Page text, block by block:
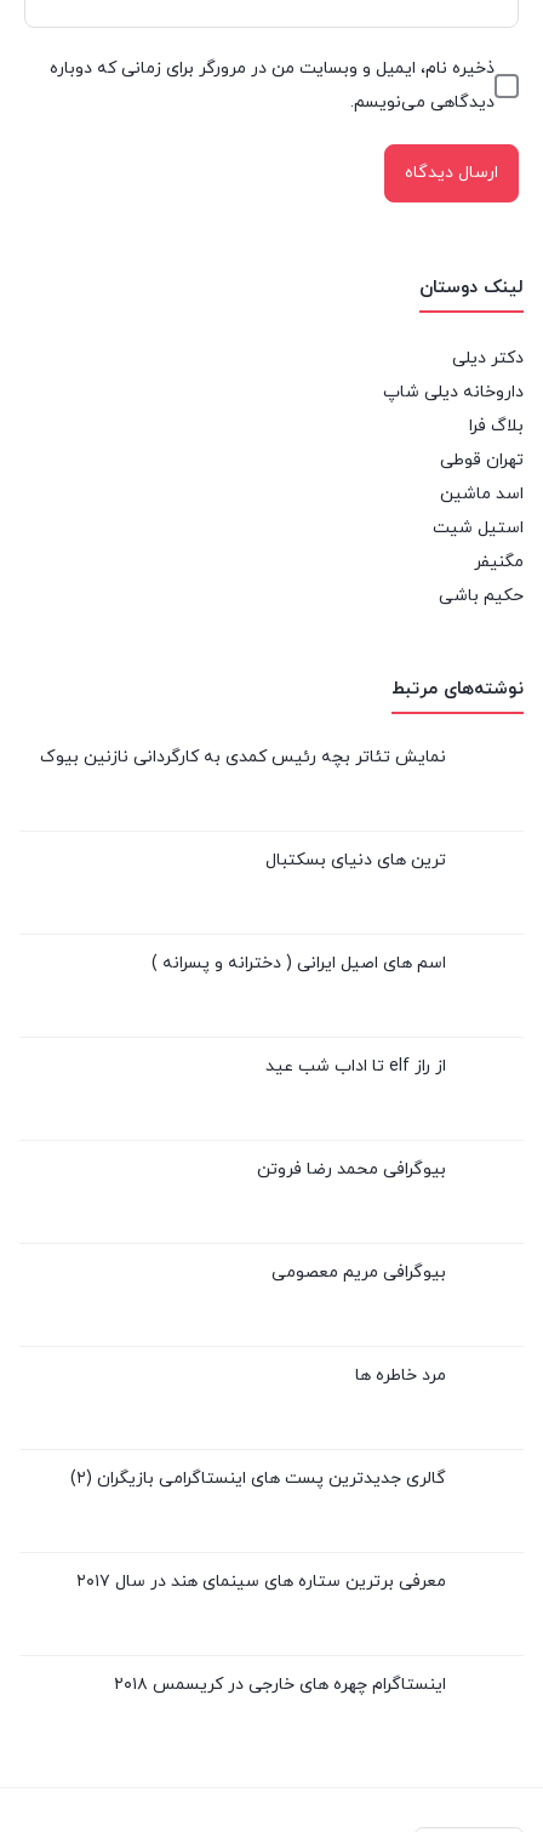
لینک دوستان
دکتر دیلی
داروخانه دیلی شاپ
بلاگ فرا
تهران قوطی
اسد ماشین
استیل شیت
مگنیفر
حکیم باشی
نوشته‌های مرتبط
نمایش تئاتر بچه رئیس کمدی به کارگردانی نازنین بیوک
ترین های دنیای بسکتبال
اسم های اصیل ایرانی ( دخترانه و پسرانه )
از راز elf تا اداب شب عید
بیوگرافی محمد رضا فروتن
بیوگرافی مریم معصومی
مرد خاطره ها
گالری جدیدترین پست های اینستاگرامی بازیگران (۲)
معرفی برترین ستاره های سینمای هند در سال ۲۰۱۷
اینستاگرام چهره های خارجی در کریسمس ۲۰۱۸
ذخیره نام، ایمیل و وبسایت من در مرورگر برای زمانی که دوباره
دیدگاهی می‌نویسم.